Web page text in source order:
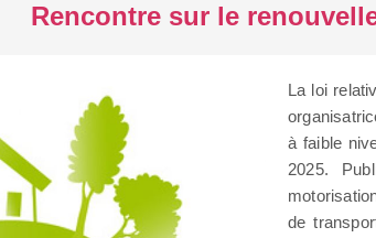
Rencontre sur le
La loi
à faible
2025.
de